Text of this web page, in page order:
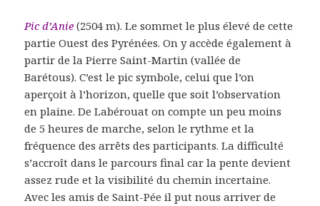
Pic d’Anie (2504 m). Le sommet le plus élevé de cette
partie Ouest des Pyrénées. On y accède également à
partir de la Pierre Saint-Martin (vallée de
Barétous). C’est le pic symbole, celui que l’on
aperçoit à l’horizon, quelle que soit l’observation
en plaine. De Labérouat on compte un peu moins
de 5 heures de marche, selon le rythme et la
fréquence des arrêts des participants. La difficulté
s’accroît dans le parcours final car la pente devient
assez rude et la visibilité du chemin incertaine.
Avec les amis de Saint-Pée il put nous arriver de